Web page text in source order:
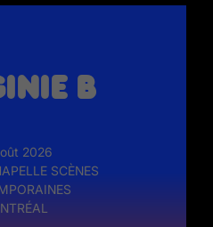
B
2026
SCÈNES